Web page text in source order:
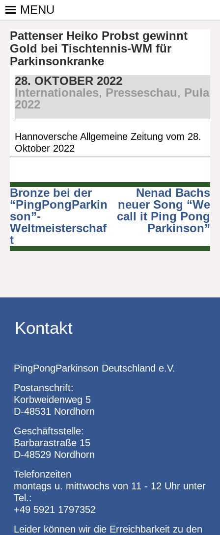
Skip
PINGPONGPARKINSON
DEUTSCHLAND E. V.
ist der
bundesweite
Zusammenschluss
von
Vereinen und
Einzelpersonen,
der sich – mit dem
Mittel Tischtennis
ehrenamtlich um
Personen mit
kümmert.
MENU
Pattenser Heiko Probst gewinnt
Gold bei Tischtennis-WM für
Parkinsonkranke
28. OKTOBER 2022
Internationales, Presseschau, Pula
2022
Hannoversche Allgemeine Zeitung vom 28.
Oktober 2022
Beitragsnavigation
Bronze bei der
“PingPongParkin
son”-
Weltmeisterschaf
t
Nenad Bachs
neuer Song “We
call it Ping Pong
Parkinson”
Kontakt
PingPongParkinson Deutschland e.V.
Postanschrift:
Korbweidenweg 5
D-48531 Nordhorn
Geschäftsstelle:
Barbarastraße 15
D-48529 Nordhorn
Telefonzeiten
montags u. mittwochs von 11 - 12 Uhr unter
Tel.:
+49 5921 1797352
Leider können wir die Erreichbarkeit zu den